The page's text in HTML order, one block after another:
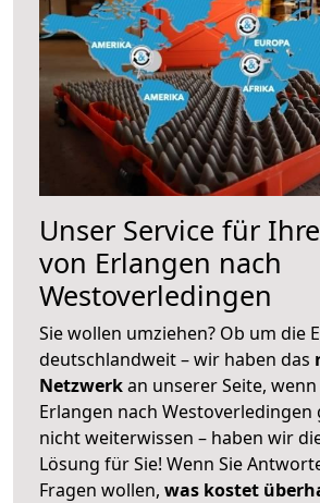
Unser Service für
von Erlangen nach
Westoverledingen
Sie wollen umziehen? Ob um die
deutschlandweit – wir haben das
Netzwerkan unserer Seite,
Erlangen nach Westoverledingen
nicht weiterwissen – haben wir
Lösung für Sie! Wenn Sie
Fragen wollen, was kostet